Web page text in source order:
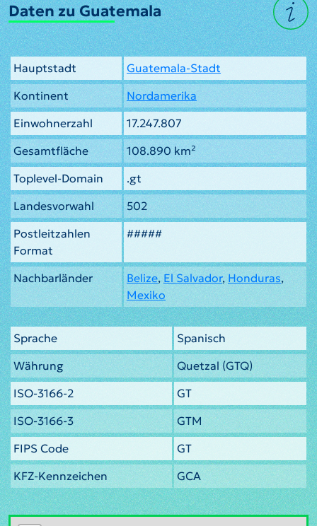
Daten zu Guatemala
Hauptstadt
Guatemala-Stadt
Kontinent
Nordamerika
Einwohnerzahl
17.247.807
Gesamtfläche
108.890 km²
Toplevel-Domain
.gt
Landesvorwahl
502
Postleitzahlen
Format
#####
Nachbarländer Belize,El Salvador,Honduras,
Mexiko
Sprache
Spanisch
Währung
Quetzal (GTQ)
ISO-3166-2
GT
ISO-3166-3
GTM
FIPS Code
GT
KFZ-Kennzeichen
GCA